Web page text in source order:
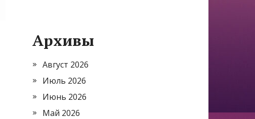
Архивы
Август 2026
Июль 2026
Июнь 2026
Май 2026